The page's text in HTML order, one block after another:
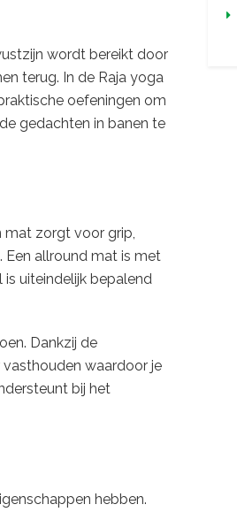
wordt bereikt door
terug. In de Raja yoga
oefeningen om
gedachten in banen te
mat zorgt voor grip,
allround mat is met
uiteindelijk bepalend
Dankzij de
waardoor je
bij het
hebben.